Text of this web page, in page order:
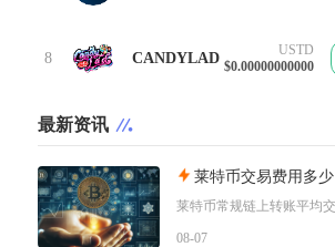
8 CANDYLAD
USTD
$0.00000000000
最新资讯
莱特币交易费用多少
08-07